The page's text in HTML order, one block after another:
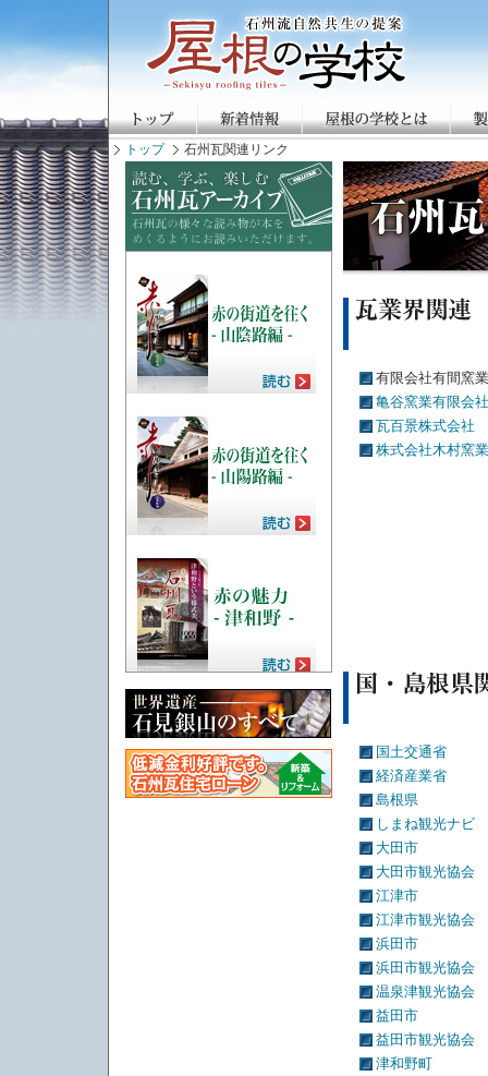
トップ 石州瓦関連リンク
有限会社有間窯
亀谷窯業有限会社
瓦百景株式会社
株式会社木村窯
国土交通省
経済産業省
島根県
しまね観光ナビ
大田市
大田市観光協会
江津市
江津市観光協会
浜田市
浜田市観光協会
温泉津観光協会
益田市
益田市観光協会
津和野町